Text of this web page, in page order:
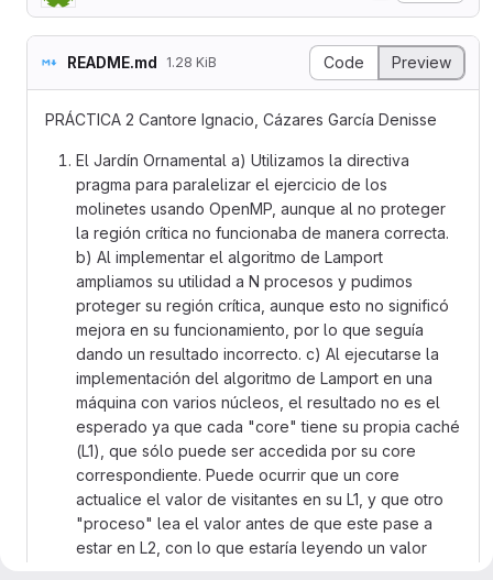
README.md 1.28 KiB Code Preview
PRÁCTICA 2 Cantore Ignacio, Cázares García Denisse
El Jardín Ornamental a) Utilizamos la directiva
pragma para paralelizar el ejercicio de los
molinetes usando OpenMP, aunque al no proteger
la región crítica no funcionaba de manera correcta.
b) Al implementar el algoritmo de Lamport
ampliamos su utilidad a N procesos y pudimos
proteger su región crítica, aunque esto no significó
mejora en su funcionamiento, por lo que seguía
dando un resultado incorrecto. c) Al ejecutarse la
implementación del algoritmo de Lamport en una
máquina con varios núcleos, el resultado no es el
esperado ya que cada "core" tiene su propia caché
(L1), que sólo puede ser accedida por su core
correspondiente. Puede ocurrir que un core
actualice el valor de visitantes en su L1, y que otro
"proceso" lea el valor antes de que este pase a
estar en L2, con lo que estaría leyendo un valor